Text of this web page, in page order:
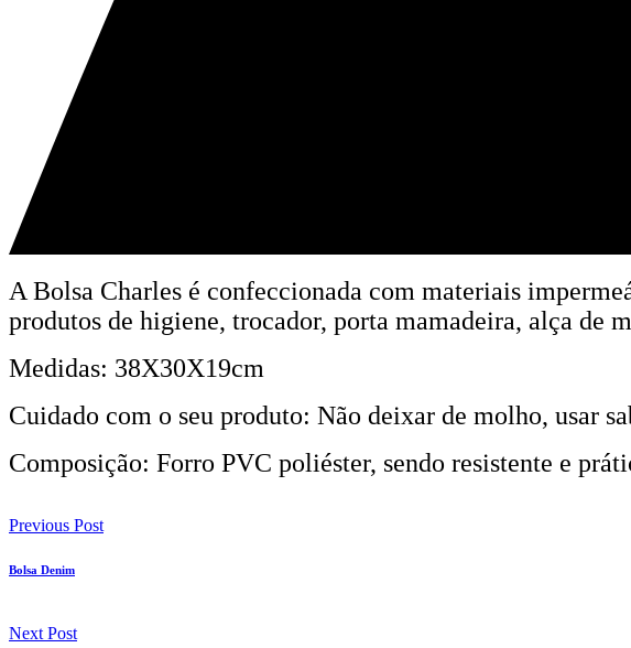
A Bolsa Charles é confeccionada com materiais
produtos de higiene, trocador, porta mamadeira, alça de
Medidas: 38X30X19cm
Cuidado com o seu produto: Não deixar de molho, usar
Composição: Forro PVC poliéster, sendo resistente e
Previous Post
Bolsa Denim
Next Post